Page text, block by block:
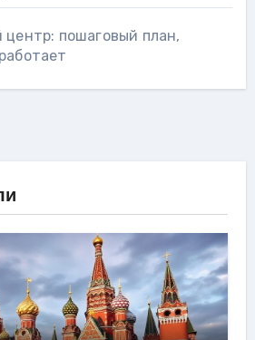
центр: пошаговый план,